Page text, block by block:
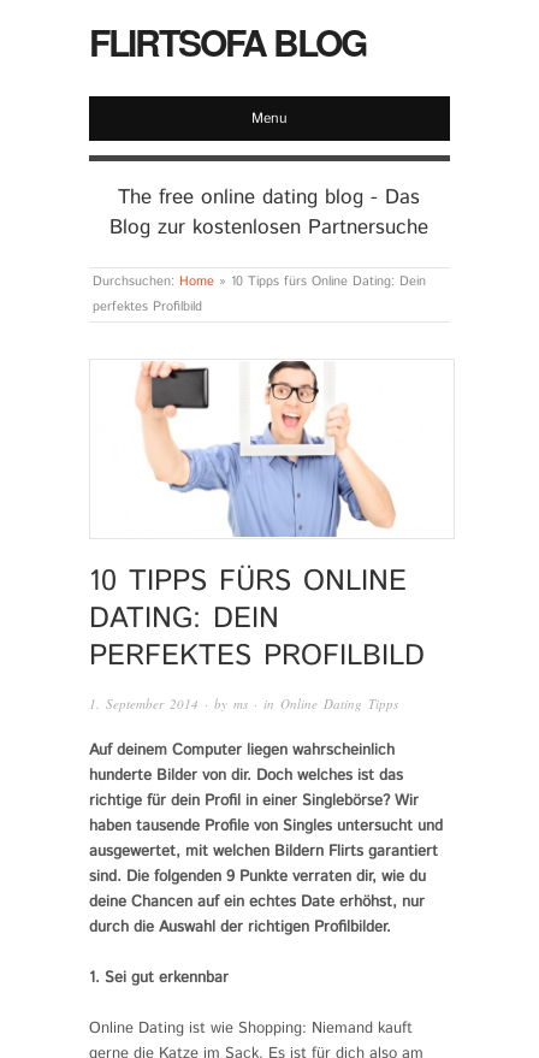
FLIRTSOFA BLOG
Menu
The free online dating blog - Das
Blog zur kostenlosen Partnersuche
Durchsuchen: Home » 10 Tipps fürs Online Dating: Dein
perfektes Profilbild
10 TIPPS FÜRS ONLINE
DATING: DEIN
PERFEKTES PROFILBILD
1. September 2014 · by ms · in Online Dating Tipps
Auf deinem Computer liegen wahrscheinlich
hunderte Bilder von dir. Doch welches ist das
richtige für dein Profil in einer Singlebörse? Wir
haben tausende Profile von Singles untersucht und
ausgewertet, mit welchen Bildern Flirts garantiert
sind. Die folgenden 9 Punkte verraten dir, wie du
deine Chancen auf ein echtes Date erhöhst, nur
durch die Auswahl der richtigen Profilbilder.
1. Sei gut erkennbar
Online Dating ist wie Shopping: Niemand kauft